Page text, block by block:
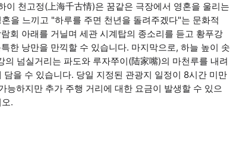
천고정(上海千古情)은 꿈같은 극장에서 영혼을 울리는
을 느끼고 "하루를 주면 천년을 돌려주겠다"는 문화적
회 아래를 거닐며 세관 시계탑의 종소리를 듣고 황푸강
한 낭만을 만끽할 수 있습니다. 마지막으로, 하늘 높이 솟
넘실거리는 파도와 루자쭈이(陆家嘴)의 마천루를 내려
을 수 있습니다. 당일 지정된 관광지 일정이 8시간 미만
능하지만 추가 주행 거리에 대한 요금이 발생할 수 있으
.